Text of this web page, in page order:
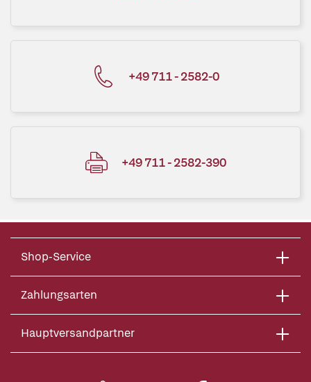
+49 711 - 2582-0
+49 711 - 2582-390
Shop-Service
Zahlungsarten
Hauptversandpartner